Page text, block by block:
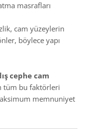
masrafları
cam yüzeylerin
böylece yapı
cephe cam
tüm bu faktörleri
memnuniyet